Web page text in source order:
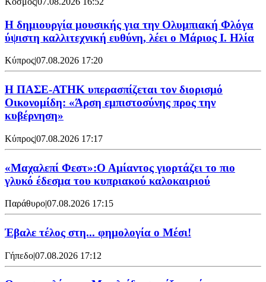
Η δημιουργία μουσικής για την Ολυμπιακή Φλόγα
ύψιστη καλλιτεχνική ευθύνη, λέει ο Μάριος Ι. Ηλία
Κύπρος|07.08.2026 17:20
Η ΠΑΣΕ-ΑΤΗΚ υπερασπίζεται τον διορισμό
Οικονομίδη: «Άρση εμπιστοσύνης προς την
κυβέρνηση»
Κύπρος|07.08.2026 17:17
«Μαχαλεπί Φεστ»:Ο Αμίαντος γιορτάζει το πιο
γλυκό έδεσμα του κυπριακού καλοκαιριού
Παράθυρο|07.08.2026 17:15
Έβαλε τέλος στη... φημολογία o Μέσι!
Γήπεδο|07.08.2026 17:12